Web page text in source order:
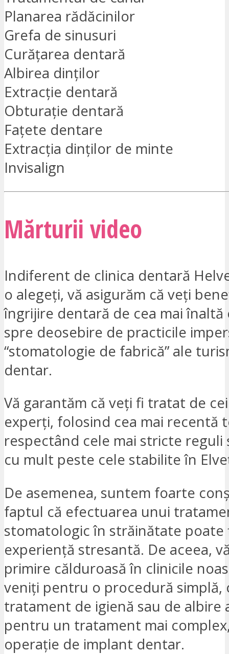
Planarea rădăcinilor
Grefa de sinusuri
Curățarea dentară
Albirea dinților
Extracție dentară
Obturație dentară
Fațete dentare
Extracția dinților de minte
Invisalign
Mărturii video
Indiferent de clinica dentară
o alegeți, vă asigurăm că veți
îngrijire dentară de cea mai înaltă
spre deosebire de practicile
“stomatologie de fabrică” ale
dentar.
Vă garantăm că veți fi tratat de
experți, folosind cea mai recentă
respectând cele mai stricte reguli
cu mult peste cele stabilite în
De asemenea, suntem foarte
faptul că efectuarea unui
stomatologic în străinătate poate
experiență stresantă. De aceea,
primire călduroasă în clinicile
veniți pentru o procedură simplă,
tratament de igienă sau de albire
pentru un tratament mai
operație de implant dentar.